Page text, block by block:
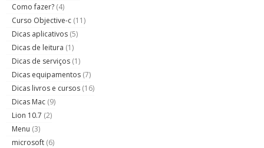
Como fazer? (4)
Curso Objective-c (11)
Dicas aplicativos (5)
Dicas de leitura (1)
Dicas de serviços (1)
Dicas equipamentos (7)
Dicas livros e cursos (16)
Dicas Mac (9)
Lion 10.7 (2)
Menu (3)
microsoft (6)